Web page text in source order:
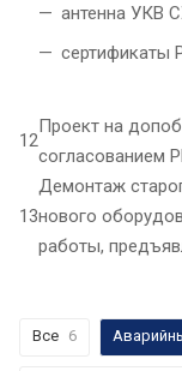
антенна УКВ
сертификаты
12
Проект на
согласованием
13
Демонтаж
нового
работы,
Все 6